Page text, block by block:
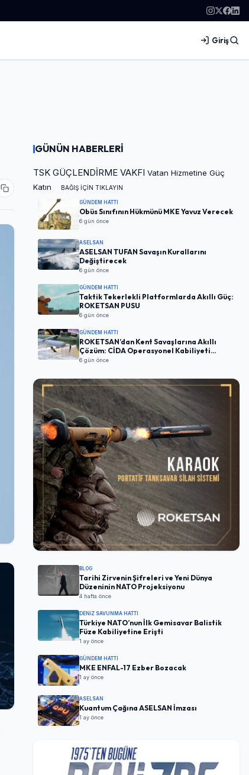
Giriş
GÜNÜN HABERLERİ
TSK GÜÇLENDİRME VAKFI Vatan Hizmetine Güç
Katın
BAĞIŞ İÇİN TIKLAYIN
GÜNDEM HATTI
Obüs Sınıfının Hükmünü MKE Yavuz Verecek
6 gün önce
ASELSAN
ASELSAN TUFAN Savaşın Kurallarını
Değiştirecek
6 gün önce
GÜNDEM HATTI
Taktik Tekerlekli Platformlarda Akıllı Güç:
ROKETSAN PUSU
6 gün önce
GÜNDEM HATTI
ROKETSAN’dan Kent Savaşlarına Akıllı
Çözüm: CİDA Operasyonel Kabiliyeti
Artırıyor
6 gün önce
BLOG
Tarihi Zirvenin Şifreleri ve Yeni Dünya
Düzeninin NATO Projeksiyonu
4 hafta önce
DENIZ SAVUNMA HATTI
Türkiye NATO’nun İlk Gemisavar Balistik
Füze Kabiliyetine Erişti
1 ay önce
GÜNDEM HATTI
MKE ENFAL-17 Ezber Bozacak
1 ay önce
ASELSAN
Kuantum Çağına ASELSAN İmzası
1 ay önce